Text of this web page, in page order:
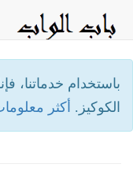
باستخدام خدماتنا،
الكوكيز. أكثر